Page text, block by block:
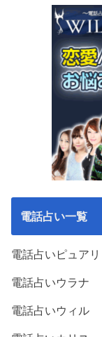
電話占い一覧
電話占いピュアリ
電話占いウラナ
電話占いウィル